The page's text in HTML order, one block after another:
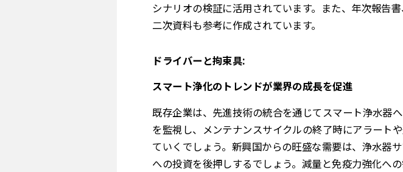
シナリオの検証に活用されています。また、年次報告
二次資料も参考に作成されています。
ドライバーと拘束具:
スマート浄化のトレンドが業界の成長を促進
既存企業は、先進技術の統合を通じてスマート浄水器
を監視し、メンテナンスサイクルの終了時にアラート
ていくでしょう。新興国からの旺盛な需要は、浄水器
への投資を後押しするでしょう。減量と免疫力強化へ